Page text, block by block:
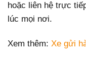
hoặc liên hệ trực
lúc mọi nơi.
Xem thêm: Xe gửi